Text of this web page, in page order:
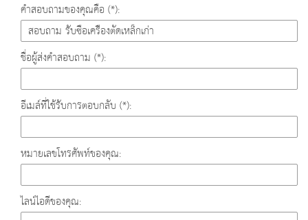
คำสอบถามของคุณคือ (*):
ชื่อผู้ส่งคำสอบถาม (*):
อีเมล์ที่ใช้รับการตอบกลับ (*):
หมายเลขโทรศัพท์ของคุณ:
ไลน์ไอดีของคุณ: